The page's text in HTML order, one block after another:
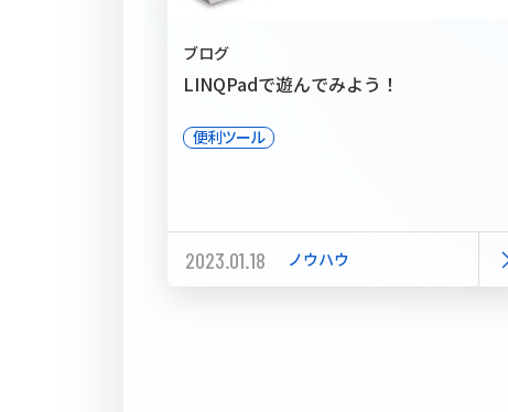
ブログ
LINQPadで遊んでみよう！
便利ツール
2023.01.18 ノウハウ